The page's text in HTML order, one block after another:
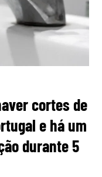
cortes de
e há um
durante 5